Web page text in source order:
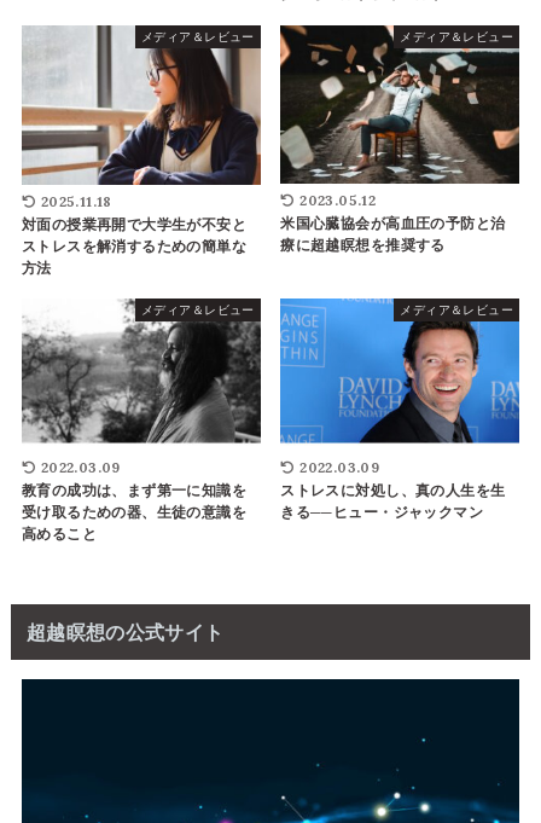
メディア＆レビュー
2025.11.18
対面の授業再開で大学生が不安と
ストレスを解消するための簡単な
方法
メディア＆レビュー
2023.05.12
米国心臓協会が高血圧の予防と治
療に超越瞑想を推奨する
メディア＆レビュー
2022.03.09
教育の成功は、まず第一に知識を
受け取るための器、生徒の意識を
高めること
メディア＆レビュー
2022.03.09
ストレスに対処し、真の人生を生
きる──ヒュー・ジャックマン
超越瞑想の公式サイト